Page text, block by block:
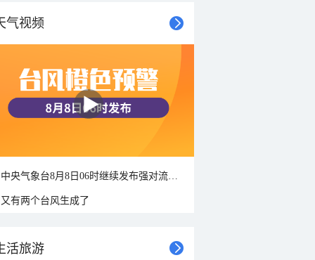
气视频
又有两个台风生成了
活旅游